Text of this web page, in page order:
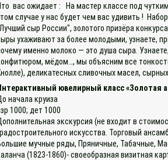
вас ожидает : На мастер классе под
случае у нас будет чем вас удивить !
сыр России", золотого призёра
ухаживают за более молодыми, узнаете,
именно молоко — это душа сыра.
мёдом…, мы объясним все
деликатесных сливочных масел,
ювелирный класс «Золотая
начала круиза
1000; дет 1000
экскурсия (не входит в
искусства. Торговый
мучные ряды, Пряничные, Табачные,
(1823-1860)- своеобразная визитная